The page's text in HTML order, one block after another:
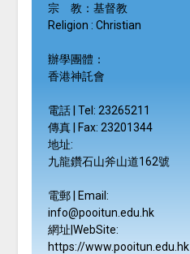
宗 教：基督教
Religion : Christian
辦學團體：
香港神託會
電話 | Tel: 23265211
傳真 | Fax: 23201344
地址:
九龍鑽石山斧山道162號
電郵 | Email:
info@pooitun.edu.hk
網址|WebSite:
https://www.pooitun.edu.hk